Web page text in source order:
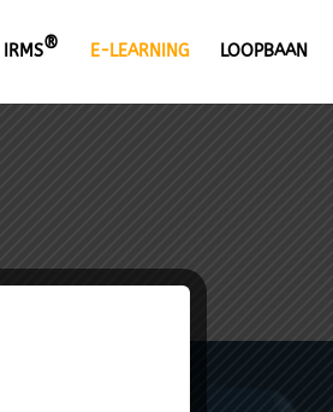
IRMS® E-LEARNING LOOPBAAN